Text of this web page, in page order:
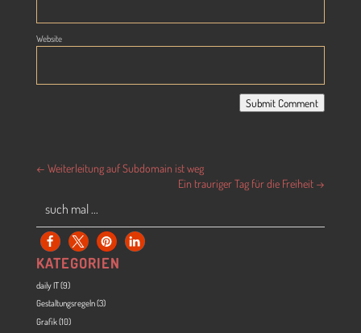
Website
Submit Comment
← Weiterleitung auf Subdomain ist weg
Ein trauriger Tag für die Freiheit →
KATEGORIEN
daily IT(9)
Gestaltungsregeln(3)
Grafik(10)